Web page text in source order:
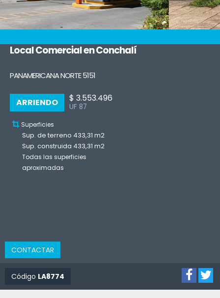
Local Comercial en Conchalí
PANAMERICANA NORTE 5151
ARRIENDO $ 3.553.496
UF 87
Superficies
Sup. de terreno 433,31 m2
Sup. construida 433,31 m2
Todas las superficies
aproximadas
CONTACTAR
Código LA8774